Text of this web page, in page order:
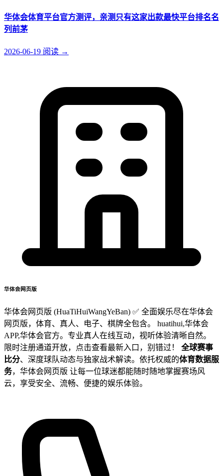
华体会体育平台官方测评，亲测只有这家出款最快平台排名名
列前茅
2026-06-19 阅读 →
华体会网页版
华体会网页版 (HuaTiHuiWangYeBan) ✅ 全面娱乐尽在华体会
网页版，体育、真人、电子、棋牌全包含。 huatihui,华体会
APP,华体会官方。专业真人在线互动，视听体验清晰自然。
限时注册通道开放，点击查看最新入口，别错过！ 全球赛事
比分、深度球队动态与独家战术解读。依托权威的体育数据服
务，华体会网页版 让每一位球迷都能随时随地掌握赛场风
云，享受安全、流畅、便捷的娱乐体验。